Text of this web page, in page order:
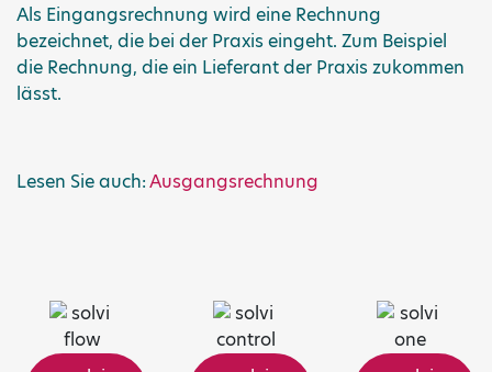
Als Eingangsrechnung wird eine Rechnung
bezeichnet, die bei der Praxis eingeht. Zum Beispiel
die Rechnung, die ein Lieferant der Praxis zukommen
lässt.
Lesen Sie auch:Ausgangsrechnung